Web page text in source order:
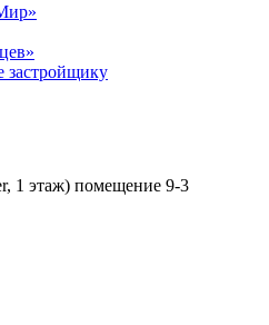
застройщику
1 этаж) помещение 9-3